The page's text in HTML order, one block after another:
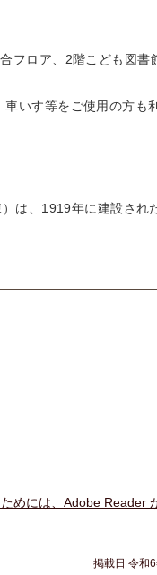
フロア、2階こども図書
いす等をご使用の方も
は、1919年に建設され
めには、Adobe Reader
掲載日 令和